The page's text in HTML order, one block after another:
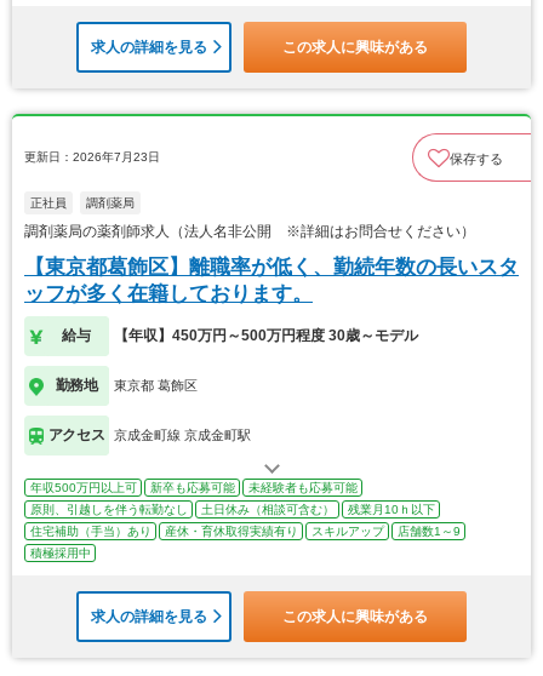
求人の詳細を見る この求人に興味がある
更新日：2026年7月23日 保存する
正社員 調剤薬局
調剤薬局の薬剤師求人（法人名非公開 ※詳細はお問合せください）
【東京都葛飾区】離職率が低く、勤続年数の長いスタ
ッフが多く在籍しております。
給与 【年収】450万円～500万円程度 30歳～モデル
勤務地 東京都 葛飾区
アクセス 京成金町線 京成金町駅
年収500万円以上可 新卒も応募可能
未経験者も応募可能
原則、引越しを伴う転勤なし
土日休み（相談可含む）
残業月10ｈ以下
住宅補助（手当）あり
産休・育休取得実績有り スキルアップ
店舗数1～9
積極採用中
求人の詳細を見る この求人に興味がある